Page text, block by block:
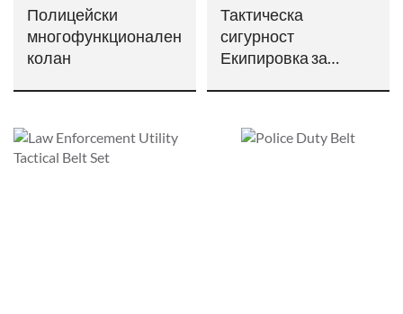
Полицейски
многофункционален
колан
Тактическа
сигурност
Екипировка за